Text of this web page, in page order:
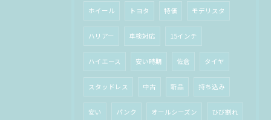
ホイール トヨタ 特価 モデリスタ
ハリアー 車検対応 15インチ
ハイエース 安い時期 佐倉 タイヤ
スタッドレス 中古 新品 持ち込み
安い パンク オールシーズン ひび割れ